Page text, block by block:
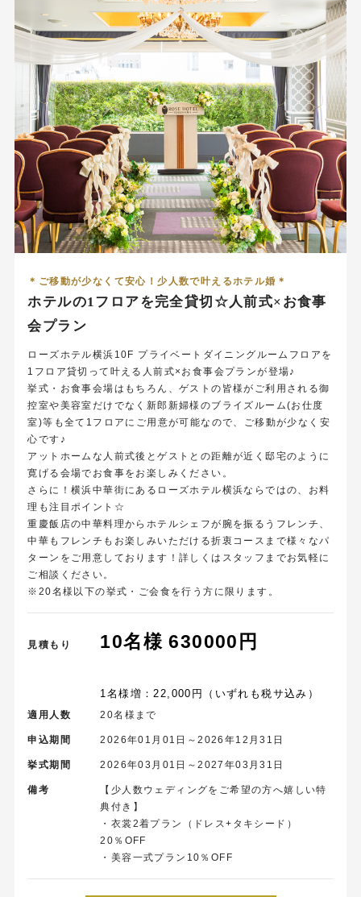
＊ご移動が少なくて安心！少人数で叶えるホテル婚＊
ホテルの1フロアを完全貸切☆人前式×お食事
会プラン
ローズホテル横浜10F プライベートダイニングルームフロアを
1フロア貸切って叶える人前式×お食事会プランが登場♪
挙式・お食事会場はもちろん、ゲストの皆様がご利用される御
控室や美容室だけでなく新郎新婦様のブライズルーム(お仕度
室)等も全て1フロアにご用意が可能なので、ご移動が少なく安
心です♪
アットホームな人前式後とゲストとの距離が近く邸宅のように
寛げる会場でお食事をお楽しみください。
さらに！横浜中華街にあるローズホテル横浜ならではの、お料
理も注目ポイント☆
重慶飯店の中華料理からホテルシェフが腕を振るうフレンチ、
中華もフレンチもお楽しみいただける折衷コースまで様々なパ
ターンをご用意しております！詳しくはスタッフまでお気軽に
ご相談ください。
※20名様以下の挙式・ご会食を行う方に限ります。
見積もり 10名様 630000円
1名様増：22,000円（いずれも税サ込み）
適用人数 20名様まで
申込期間 2026年01月01日～2026年12月31日
挙式期間 2026年03月01日～2027年03月31日
備考
【少人数ウェディングをご希望の方へ嬉しい特
典付き】
・衣裳2着プラン（ドレス+タキシード）
20％OFF
・美容一式プラン10％OFF